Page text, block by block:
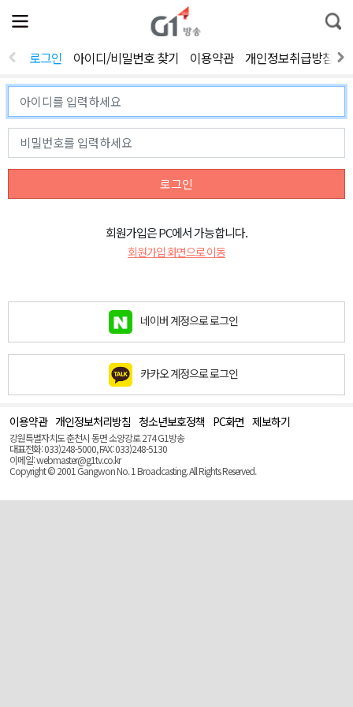
전
체
뉴
열
통
합
색
로그인 아이디/비밀번호 찾기 이용약관 개인정보취급방침
로그인
회원가입은 PC에서 가능합니다.
회원가입 화면으로 이동
네이버 계정으로 로그인
카카오 계정으로 로그인
이용약관 개인정보처리방침 청소년보호정책 PC화면 제보하기
강원특별자치도 춘천시 동면 소양강로 274 G1방송
대표전화: 033)248-5000, FAX: 033)248-5130
이메일: webmaster@g1tv.co.kr
Copyright © 2001 Gangwon No. 1 Broadcasting. All Rights Reserved.